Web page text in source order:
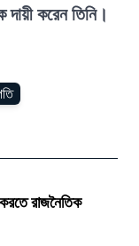
দায়ী করেন তিনি।
করতে রাজনৈতিক